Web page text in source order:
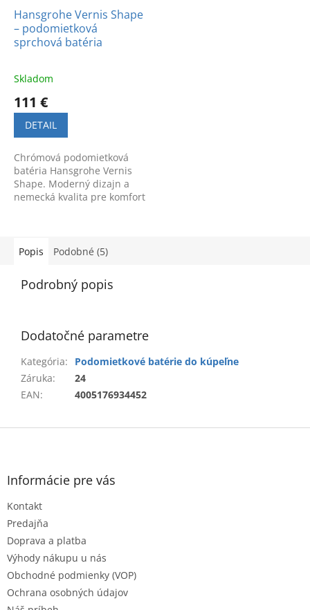
Hansgrohe Vernis Shape
– podomietková
sprchová batéria
Skladom
111 €
DETAIL
Chrómová podomietková
batéria Hansgrohe Vernis
Shape. Moderný dizajn a
nemecká kvalita pre komfort
Popis Podobné (5)
Podrobný popis
Dodatočné parametre
Kategória:
Podomietkové batérie do kúpeľne
Záruka:
24
EAN: 4005176934452
Z
Informácie pre vás
Kontakt
Predajňa
Doprava a platba
Výhody nákupu u nás
Obchodné podmienky (VOP)
Ochrana osobných údajov